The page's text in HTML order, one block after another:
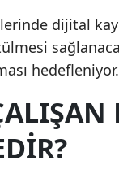
dijital
hedefleniyor.